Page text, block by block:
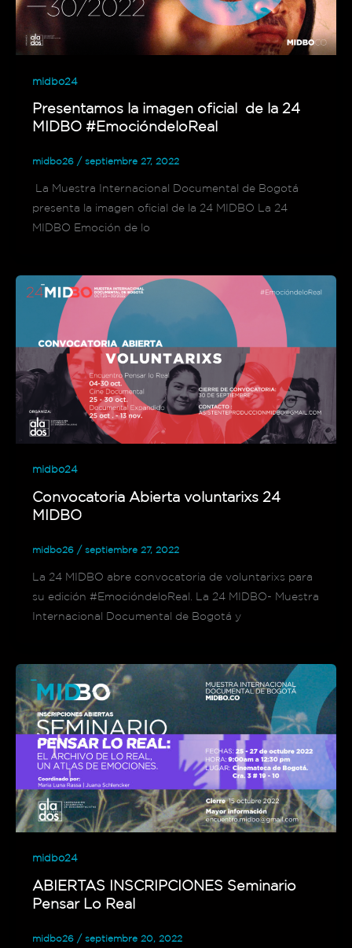
midbo24
Presentamos la imagen oficial de la 24
MIDBO #EmocióndeloReal
midbo26 / septiembre 27, 2022
La Muestra Internacional Documental de Bogotá
presenta la imagen oficial de la 24 MIDBO La 24
MIDBO Emoción de lo
midbo24
Convocatoria Abierta voluntarixs 24
MIDBO
midbo26 / septiembre 27, 2022
La 24 MIDBO abre convocatoria de voluntarixs para
su edición #EmocióndeloReal. La 24 MIDBO- Muestra
Internacional Documental de Bogotá y
midbo24
ABIERTAS INSCRIPCIONES Seminario
Pensar Lo Real
midbo26 / septiembre 20, 2022